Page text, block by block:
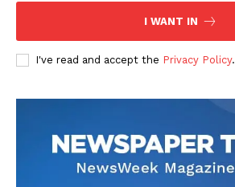
DOWNLOAD NOW
I WANT IN
I've read and accept the Privacy Policy.